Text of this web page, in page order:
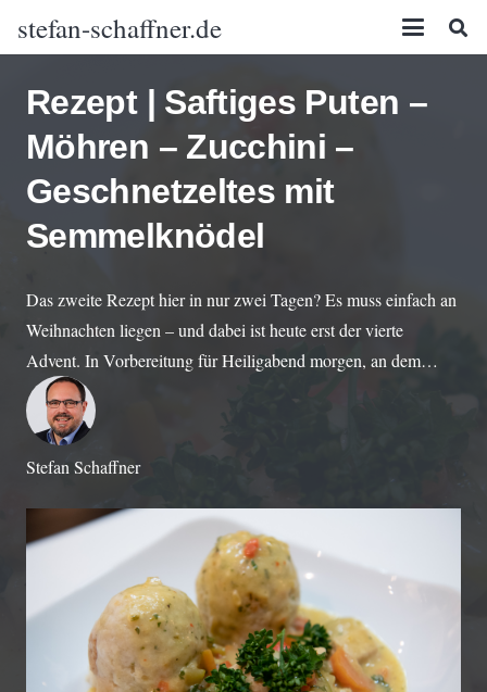
stefan-schaffner.de
Rezept | Saftiges Puten –
Möhren – Zucchini –
Geschnetzeltes mit
Semmelknödel
Das zweite Rezept hier in nur zwei Tagen? Es muss einfach an
Weihnachten liegen – und dabei ist heute erst der vierte
Advent. In Vorbereitung für Heiligabend morgen, an dem…
Stefan Schaffner